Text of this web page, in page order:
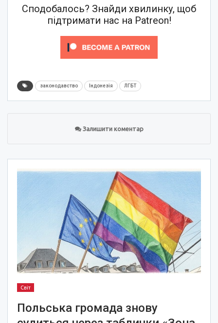
Сподобалось? Знайди хвилинку, щоб
підтримати нас на Patreon!
законодавство Індонезія ЛГБТ
Залишити коментар
Світ
Польська громада знову